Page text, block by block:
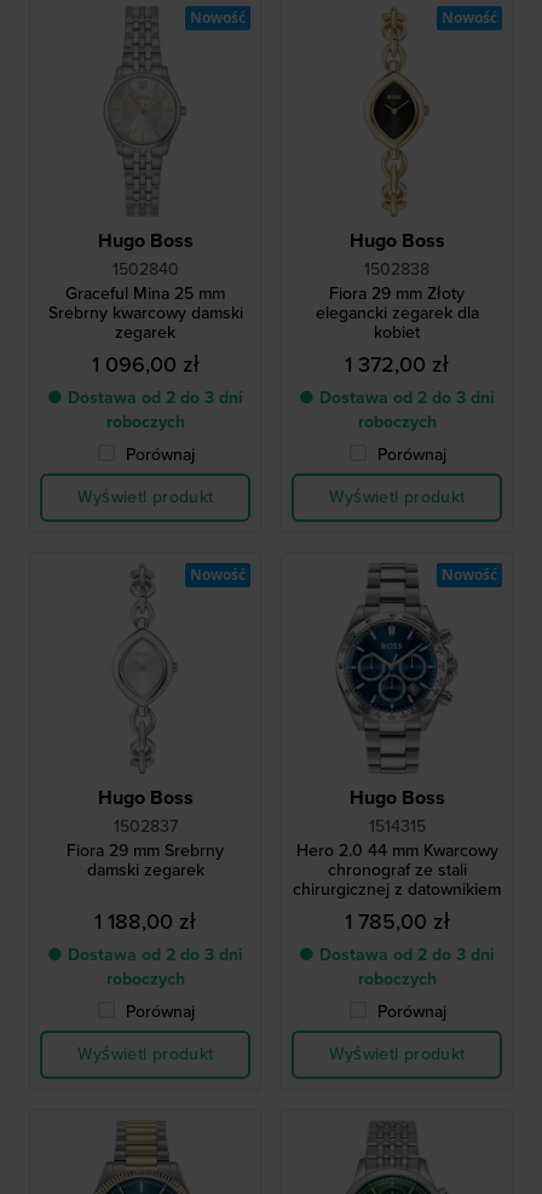
Hugo Boss
1502840
Graceful Mina 25 mm
Srebrny kwarcowy damski
zegarek
1 096,00 zł
● Dostawa od 2 do 3 dni
roboczych
Porównaj
Wyświetl produkt
Nowość
Hugo Boss
1502838
Fiora 29 mm Złoty
elegancki zegarek dla
kobiet
1 372,00 zł
● Dostawa od 2 do 3 dni
roboczych
Porównaj
Wyświetl produkt
Nowość
Hugo Boss
1502837
Fiora 29 mm Srebrny
damski zegarek
1 188,00 zł
● Dostawa od 2 do 3 dni
roboczych
Porównaj
Wyświetl produkt
Nowość
Hugo Boss
1514315
Hero 2.0 44 mm Kwarcowy
chronograf ze stali
chirurgicznej z datownikiem
1 785,00 zł
● Dostawa od 2 do 3 dni
roboczych
Porównaj
Wyświetl produkt
Nowość